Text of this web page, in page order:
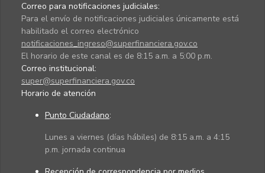
Correo para notificaciones judiciales:
Para el envío de notificaciones judiciales únicamente está
habilitado el correo electrónico
notificaciones_ingreso@superfinanciera.gov.co
El horario de este canal es de 8:15 a.m. a 5:00 p.m.
Correo institucional:
super@superfinanciera.gov.co
Horario de atención
Punto Ciudadano:
Lunes a viernes (días hábiles) de 8:15 a.m. a 4:15
p.m. jornada continua